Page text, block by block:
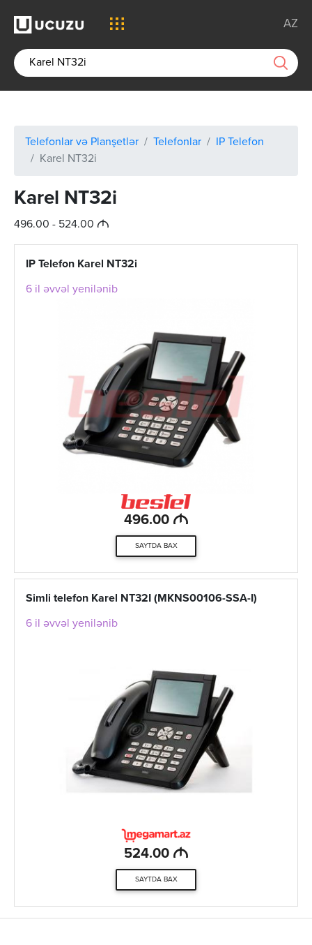
AZ
Telefonlar və Planşetlər Telefonlar
IP Telefon
Karel NT32i
Karel NT32i
496.00 - 524.00 M
IP Telefon Karel NT32i
6 il əvvəl yenilənib
496.00 M
SAYTDA BAX
Simli telefon Karel NT32I (MKNS00106-SSA-I)
6 il əvvəl yenilənib
524.00 M
SAYTDA BAX